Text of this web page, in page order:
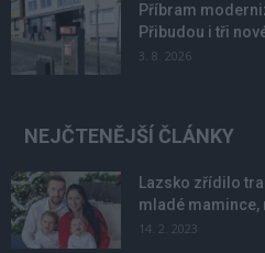
Příbram
Přibudou i tři
3. 8. 2026
NEJČTENĚJŠÍ ČLÁNKY
Lazsko zřídilo
mladé mamince,
14. 2. 2023